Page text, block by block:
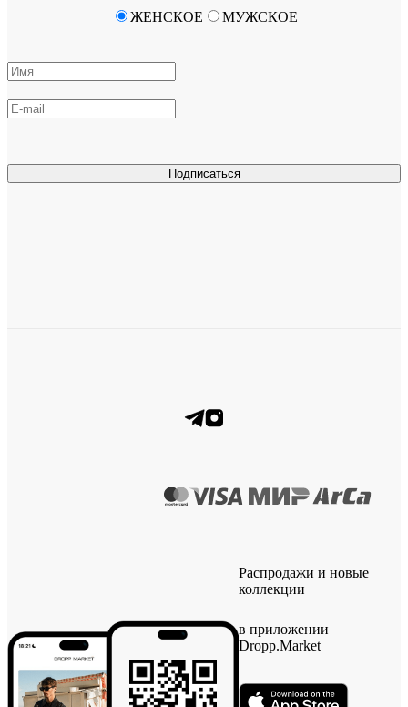
Подписаться
ЖЕНСКОЕ МУЖСКОЕ
Распродажи и новые
коллекции
в приложении
Dropp.Market